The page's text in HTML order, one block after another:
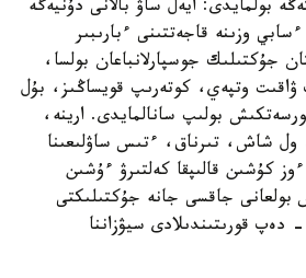
بولمايدى: ايەل ساۋ بالانى دۇنيەگە
وزىنە قاجەتتىنى ءبارىبىر
جۇكتىلىك جوسپارلانباعان بولسا،
ۋاقىت وتپەي، كوتەرىپ قويساڭىز، بۇل
بولىپ سانالمايدى. ارينە،
ول شاش، تىرناق، ءتىس ساۋلىعىنا
كۇشىن قالىپقا كەلتىرۋ ءۇشىن
بولعانى جاقسى جانە جۇكتىلىكتى
قورىتىندىلادى سيۋزاننا